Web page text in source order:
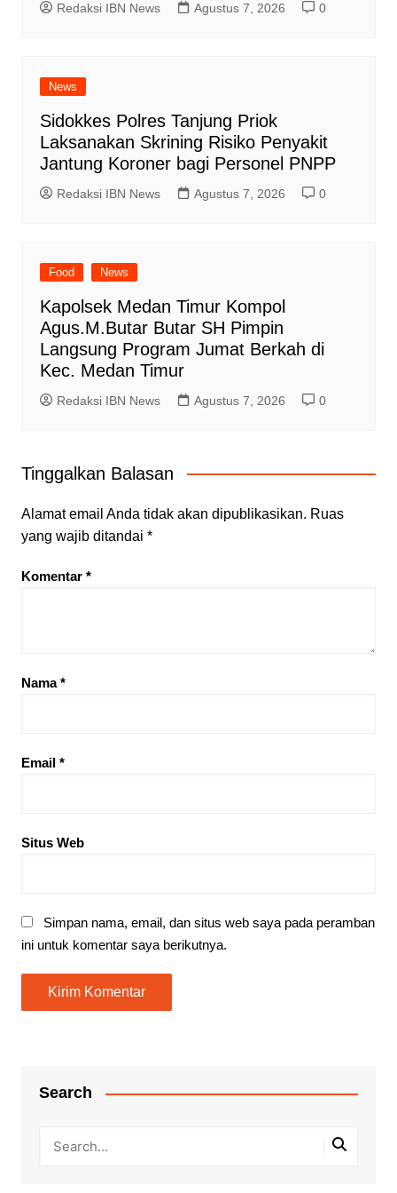
Redaksi IBN News Agustus 7, 2026 0
News
Sidokkes Polres Tanjung Priok
Laksanakan Skrining Risiko Penyakit
Jantung Koroner bagi Personel PNPP
Redaksi IBN News Agustus 7, 2026 0
Food News
Kapolsek Medan Timur Kompol
Agus.M.Butar Butar SH Pimpin
Langsung Program Jumat Berkah di
Kec. Medan Timur
Redaksi IBN News Agustus 7, 2026 0
Tinggalkan Balasan
Alamat email Anda tidak akan dipublikasikan. Ruas
yang wajib ditandai *
Komentar *
Nama*
Email *
Situs Web
Simpan nama, email, dan situs web saya pada peramban
ini untuk komentar saya berikutnya.
Search